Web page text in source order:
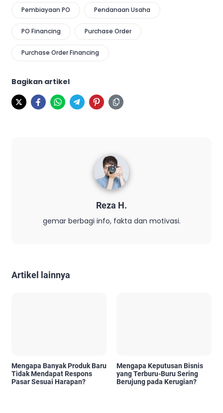
Pembiayaan PO Pendanaan Usaha
PO Financing Purchase Order
Purchase Order Financing
Bagikan artikel
Reza H.
gemar berbagi info, fakta dan motivasi.
Artikel lainnya
Mengapa Banyak Produk Baru
Tidak Mendapat Respons
Pasar Sesuai Harapan?
Mengapa Keputusan Bisnis
yang Terburu-Buru Sering
Berujung pada Kerugian?